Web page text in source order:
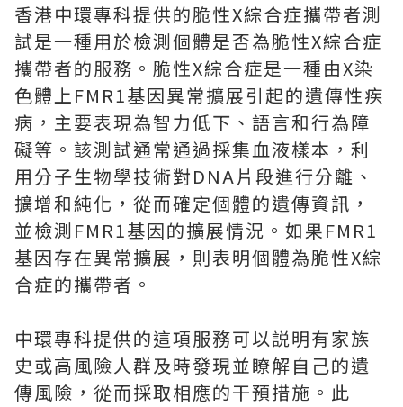
香港中環專科提供的脆性X綜合症攜帶者測
試是一種用於檢測個體是否為脆性X綜合症
攜帶者的服務。脆性X綜合症是一種由X染
色體上FMR1基因異常擴展引起的遺傳性疾
病，主要表現為智力低下、語言和行為障
礙等。該測試通常通過採集血液樣本，利
用分子生物學技術對DNA片段進行分離、
擴增和純化，從而確定個體的遺傳資訊，
並檢測FMR1基因的擴展情況。如果FMR1
基因存在異常擴展，則表明個體為脆性X綜
合症的攜帶者。
中環專科提供的這項服務可以説明有家族
史或高風險人群及時發現並瞭解自己的遺
傳風險，從而採取相應的干預措施。此